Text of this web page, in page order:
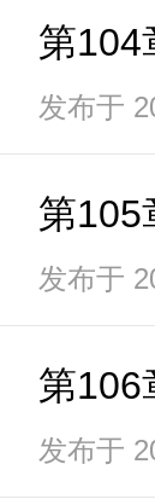
第104
发布于
第105
发布于
第106
发布于